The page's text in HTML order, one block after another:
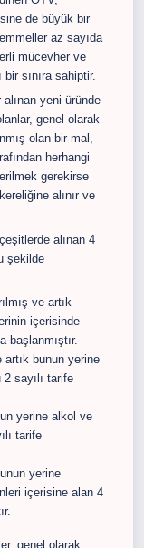
de büyük bir
az sayıda
mücevher ve
sınıra sahiptir.
yeni üründe
genel olarak
olan bir mal,
herhangi
gerekirse
alınır ve
alınan 4
şekilde
ve artık
içerisinde
başlanmıştır.
artık bunun yerine
sayılı tarife
yerine alkol ve
tarife
yerine
içerisine alan 4
genel olarak